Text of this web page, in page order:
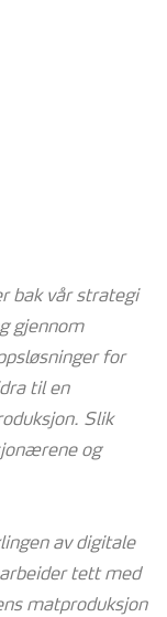
bak vår strategi
gjennom
for
til en
Slik
og
av digitale
tett med
matproduksjon